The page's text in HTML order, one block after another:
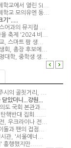
학교에서 열린 SI...
학교 모의유엔 동...
".....
어과의 뮤지컬 ...
축제 '2024 비...
, 스마트 팜 생...
회, 총장 후보에...
대학, 중학생 생...
시의 골칫거리, ...
았더니...강원...
도 국회 본관과...
핵반대 집회......
, 우크라이나 전...
돌과 팬의 접점...
관, '서울에너...
흥행했지만......